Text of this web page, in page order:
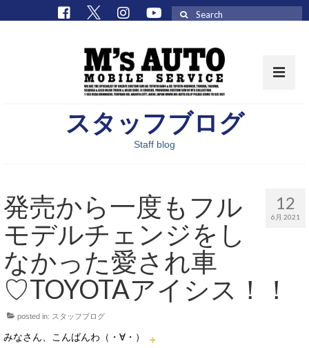
取扱車種一覧
M’sCollectionパーツ一覧
エムズオート
M’sCollection
エムズオートとは
サービス・保証
スタッフブログ
Staff blog
12
6月 2021
発売から一度もフル
モデルチェンジをし
なかった愛され車
♡TOYOTAアイシス！！
posted in: スタッフブログ
みなさん、こんばんわ（・∀・）